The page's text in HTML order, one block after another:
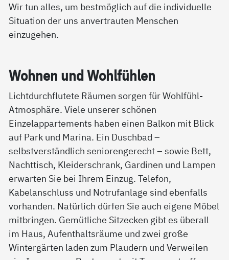
Wir tun alles, um bestmöglich auf die individuelle
Situation der uns anvertrauten Menschen
einzugehen.
Woh­nen und Wohl­füh­len
Lichtdurchflutete Räumen sorgen für Wohlfühl-
Atmosphäre. Viele unserer schönen
Einzelappartements haben einen Balkon mit Blick
auf Park und Marina. Ein Duschbad –
selbstverständlich seniorengerecht – sowie Bett,
Nachttisch, Kleiderschrank, Gardinen und Lampen
erwarten Sie bei Ihrem Einzug. Telefon,
Kabelanschluss und Notrufanlage sind ebenfalls
vorhanden. Natürlich dürfen Sie auch eigene Möbel
mitbringen. Gemütliche Sitzecken gibt es überall
im Haus, Aufenthaltsräume und zwei große
Wintergärten laden zum Plaudern und Verweilen